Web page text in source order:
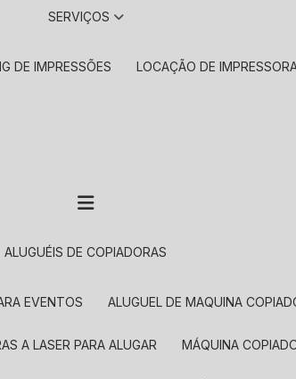
SERVIÇOS
DE IMPRESSÕES LOCAÇÃO DE
ALUGUÉIS DE COPIADORAS
EVENTOS ALUGUEL DE MAQUINA
A LASER PARA ALUGAR MÁQUINA